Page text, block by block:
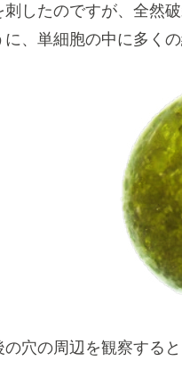
したのですが、全然
、単細胞の中に多く
穴の周辺を観察すると